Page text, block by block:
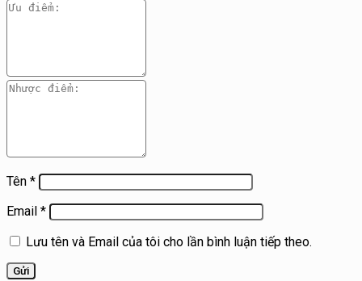
Tên *
Email *
Lưu tên và Email của tôi cho lần bình luận tiếp theo.